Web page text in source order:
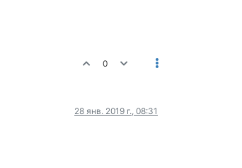
0
28 янв. 2019 г., 08:31